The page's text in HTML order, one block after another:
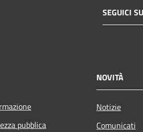
SEGUICI SU
pubblica
NOVITÀ
Notizie
Comunicati